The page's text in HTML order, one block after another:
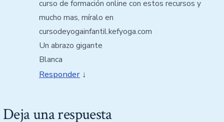
curso de formación online con estos recursos y
mucho mas, míralo en
cursodeyogainfantil.kefyoga.com
Un abrazo gigante
Blanca
Responder ↓
Deja una respuesta